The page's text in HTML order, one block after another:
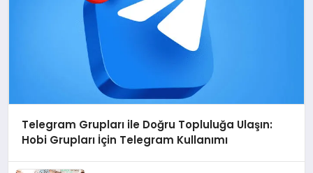
Telegram Grupları ile Doğru Topluluğa Ulaşın:
Hobi Grupları İçin Telegram Kullanımı